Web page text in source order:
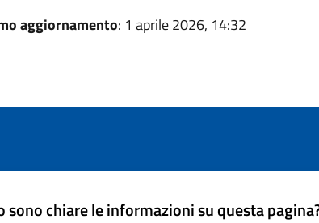
aggiornamento: 1 aprile 2026, 14:32
sono chiare le informazioni su questa